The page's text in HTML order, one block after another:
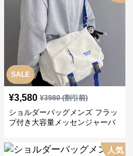
SALE
¥3,580 ¥3980(割引前)
ショルダーバッグメンズ フラッ
プ付き大容量メッセンジャーバ
人気